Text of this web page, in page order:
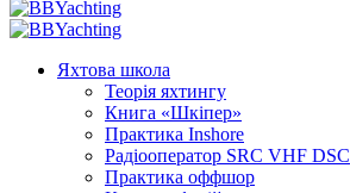
Яхтова школа
Теорія яхтингу
Книга «Шкіпер»
Практика Inshore
Радіооператор SRC VHF DSC
Практика оффшор